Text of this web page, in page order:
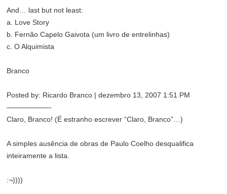
And… last but not least:
a. Love Story
b. Fernão Capelo Gaivota (um livro de entrelinhas)
c. O Alquimista
Branco
Posted by: Ricardo Branco | dezembro 13, 2007 1:51 PM
——————-
Claro, Branco! (É estranho escrever “Claro, Branco”…)
A simples ausência de obras de Paulo Coelho desqualifica
inteiramente a lista.
:¬))))